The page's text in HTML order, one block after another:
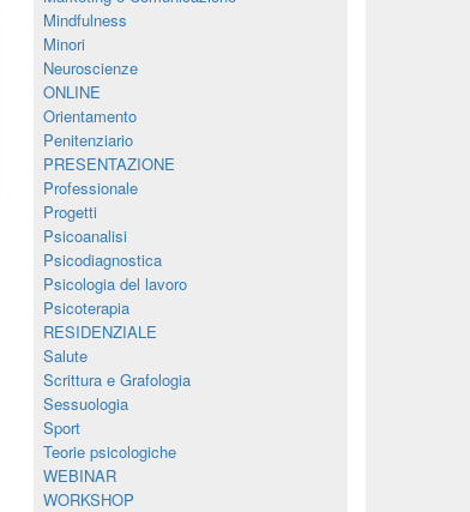
Mindfulness
Minori
Neuroscienze
ONLINE
Orientamento
Penitenziario
PRESENTAZIONE
Professionale
Progetti
Psicoanalisi
Psicodiagnostica
Psicologia del lavoro
Psicoterapia
RESIDENZIALE
Salute
Scrittura e Grafologia
Sessuologia
Sport
Teorie psicologiche
WEBINAR
WORKSHOP